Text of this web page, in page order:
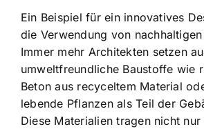
Ein Beispiel für ein innovatives
die Verwendung von
Immer mehr Architekten setzen
umweltfreundliche Baustoffe wie
Beton aus recyceltem Material
lebende Pflanzen als Teil der
Diese Materialien tragen nicht nur